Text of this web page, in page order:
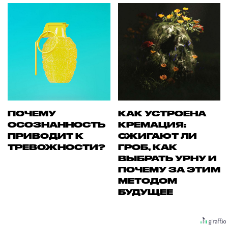
ПОЧЕМУ
ОСОЗНАННОСТЬ
ПРИВОДИТ К
ТРЕВОЖНОСТИ?
КАК УСТРОЕНА
КРЕМАЦИЯ:
СЖИГАЮТ ЛИ
ГРОБ, КАК
ВЫБРАТЬ УРНУ И
ПОЧЕМУ ЗА ЭТИМ
МЕТОДОМ
БУДУЩЕЕ